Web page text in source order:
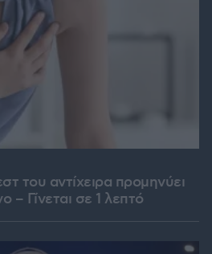
του αντίχειρα προμηνύει
– Γίνεται σε 1 λεπτό